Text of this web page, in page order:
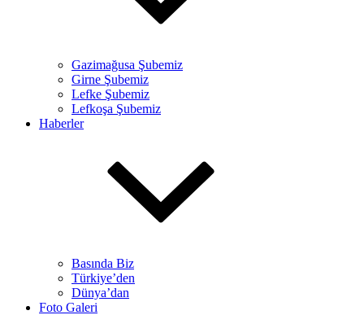
Gazimağusa Şubemiz
Girne Şubemiz
Lefke Şubemiz
Lefkoşa Şubemiz
Haberler
Basında Biz
Türkiye’den
Dünya’dan
Foto Galeri